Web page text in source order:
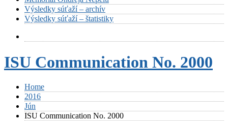
Výsledky súťaží – archív
Výsledky súťaží – štatistiky
ISU Communication No. 2000
Home
2016
Jún
ISU Communication No. 2000